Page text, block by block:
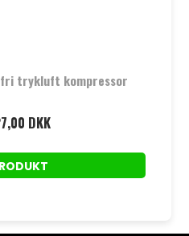
trykluft kompressor
DKK